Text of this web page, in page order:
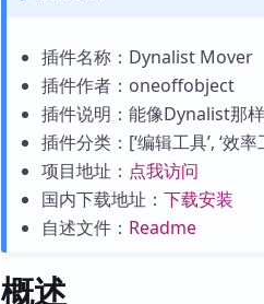
插件名称：Dynalist Mover
插件作者：oneoffobject
插件说明：能像Dynalist那样
插件分类：[‘编辑工具’, ‘效
项目地址： 点我访问
国内下载地址： 下载安装
自述文件： Readme
概述